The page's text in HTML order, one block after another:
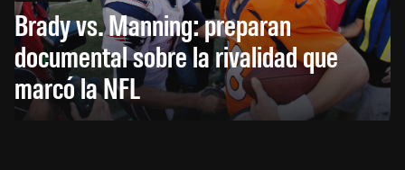
Brady vs. Manning: preparan
documental sobre la rivalidad que
marcó la NFL